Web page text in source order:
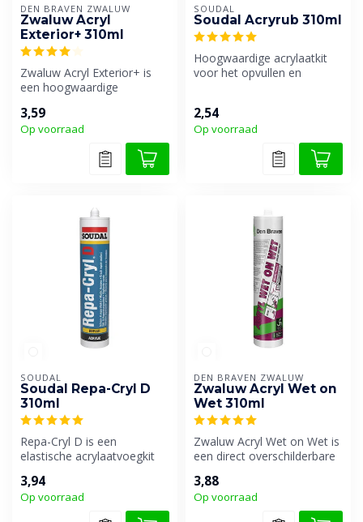
DEN BRAVEN ZWALUW
Zwaluw Acryl
Exterior+ 310ml
Zwaluw Acryl Exterior+ is
een hoogwaardige
aanbrengen sne...
3,59
Op voorraad
SOUDAL
Soudal Acryrub 310ml
Hoogwaardige acrylaatkit
voor het opvullen en
2,54
Op voorraad
SOUDAL
Soudal Repa-Cryl D
310ml
Repa-Cryl D is een
elastische acrylaatvoegkit
sierpleisterstru...
3,94
Op voorraad
DEN BRAVEN ZWALUW
Zwaluw Acryl Wet on
Wet 310ml
Zwaluw Acryl Wet on Wet is
een direct overschilderbare
3,88
Op voorraad